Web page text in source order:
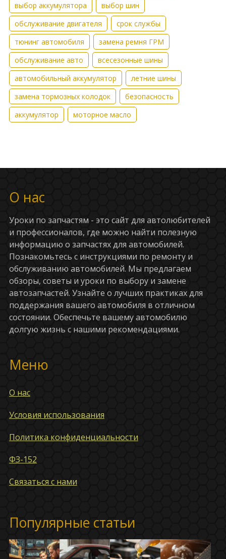
выбор аккумулятора
выбор шин
обслуживание двигателя
срок службы
тюнинг автомобиля
замена ремня ГРМ
обслуживание авто
всесезонные шины
автомобильный аккумулятор
летние шины
замена тормозных колодок
безопасность
аккумулятор
моторное масло
О нас
Уроки по запчастям - это сайт для автолюбителей
и профессионалов, где можно найти полезную
информацию о запчастях для автомобилей.
Познакомьтесь с инструкциями по ремонту и
обслуживанию автомобилей. Мы предлагаем
обзоры, советы и уроки по выбору и замене
автозапчастей. Узнайте о лучших практиках для
поддержания вашего автомобиля в отличном
состоянии. Обеспечьте вашему автомобилю
долгую жизнь с нашими рекомендациями.
Меню
О нас
Условия использования
Политика конфиденциальности
ФЗ-152
Связаться с нами
Популярные статьи